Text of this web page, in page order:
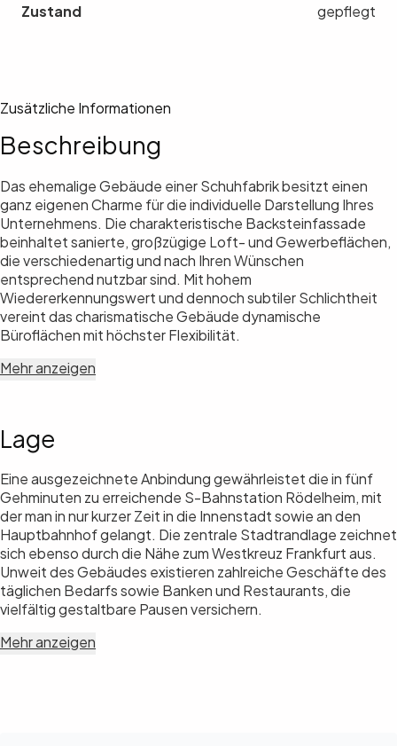
Zustand gepflegt
Zusätzliche Informationen
Beschreibung
Das ehemalige Gebäude einer Schuhfabrik besitzt einen
ganz eigenen Charme für die individuelle Darstellung Ihres
Unternehmens. Die charakteristische Backsteinfassade
beinhaltet sanierte, großzügige Loft- und Gewerbeflächen,
die verschiedenartig und nach Ihren Wünschen
entsprechend nutzbar sind. Mit hohem
Wiedererkennungswert und dennoch subtiler Schlichtheit
vereint das charismatische Gebäude dynamische
Büroflächen mit höchster Flexibilität.
Mehr anzeigen
Lage
Eine ausgezeichnete Anbindung gewährleistet die in fünf
Gehminuten zu erreichende S-Bahnstation Rödelheim, mit
der man in nur kurzer Zeit in die Innenstadt sowie an den
Hauptbahnhof gelangt. Die zentrale Stadtrandlage zeichnet
sich ebenso durch die Nähe zum Westkreuz Frankfurt aus.
Unweit des Gebäudes existieren zahlreiche Geschäfte des
täglichen Bedarfs sowie Banken und Restaurants, die
vielfältig gestaltbare Pausen versichern.
Mehr anzeigen